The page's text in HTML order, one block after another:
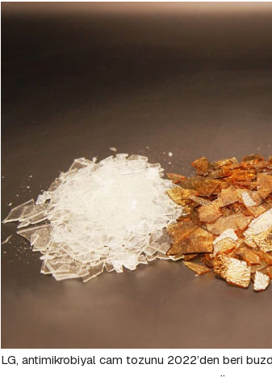
LG, antimikrobiyal cam tozunu 2022’den beri